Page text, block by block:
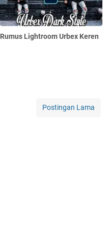
Rumus Lightroom Urbex Keren
Postingan Lama